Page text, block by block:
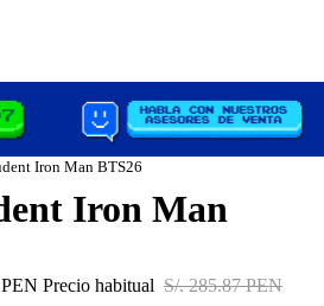
Iron Man BTS26
Iron Man
Precio habitual S/. 285.87 PEN